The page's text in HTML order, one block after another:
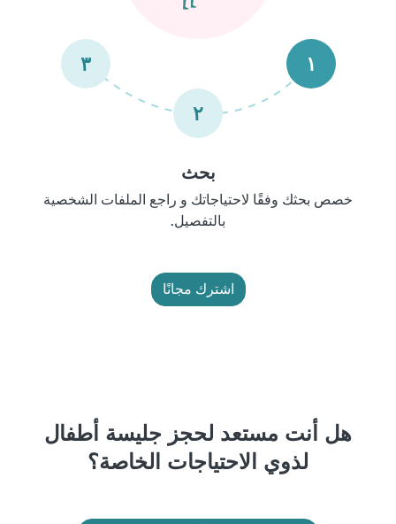
١
٢
٣
بحث
خصص بحثك وفقًا لاحتياجاتك و راجع الملفات الشخصية
بالتفصيل.
اشترك مجانًا
هل أنت مستعد لحجز جليسة أطفال
لذوي الاحتياجات الخاصة؟